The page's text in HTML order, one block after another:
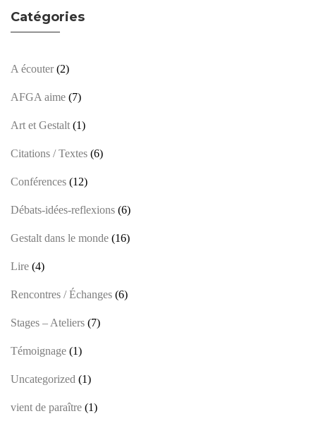
Catégories
A écouter(2)
AFGA aime (7)
Art et Gestalt (1)
Citations / Textes (6)
Conférences (12)
Débats-idées-reflexions (6)
Gestalt dans le monde (16)
Lire (4)
Rencontres / Échanges (6)
Stages – Ateliers (7)
Témoignage (1)
Uncategorized (1)
vient de paraître (1)